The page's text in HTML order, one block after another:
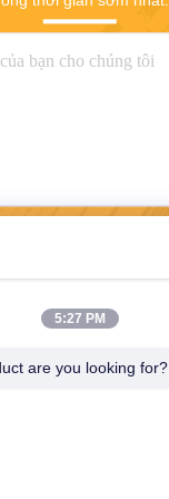
5:27 PM
are you looking for?